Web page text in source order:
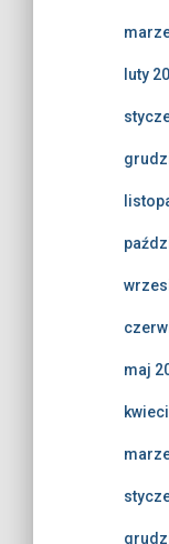
luty
maj